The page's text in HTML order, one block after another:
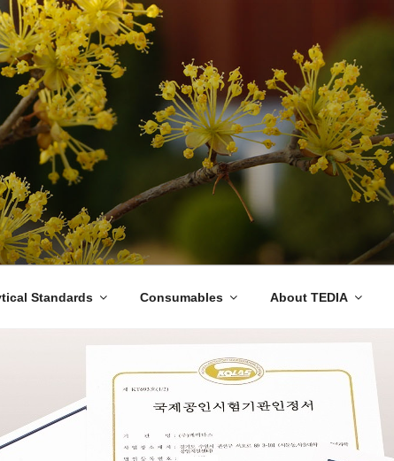
준물질 생산기관
Standards Consumables About TEDIA